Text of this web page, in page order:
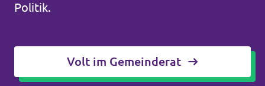
Politik.
Volt im Gemeinderat